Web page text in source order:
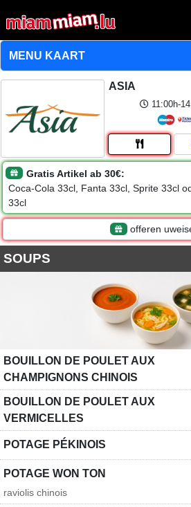
ASIA
11:00h-
Gratis Artikel ab 30€:
Coca-Cola 33cl, Fanta 33cl, Sprite 33cl
33cl
offeren
SOUPS
BOUILLON DE POULET AUX
CHAMPIGNONS CHINOIS
BOUILLON DE POULET AUX
VERMICELLES
POTAGE PÉKINOIS
POTAGE WON TON
raviolis chinois